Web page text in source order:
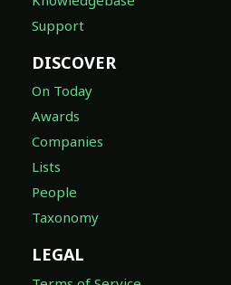
Support
DISCOVER
On Today
Awards
Companies
Lists
People
Taxonomy
LEGAL